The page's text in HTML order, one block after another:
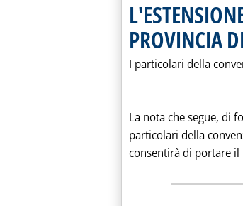
PROVINCIA
I particolari della
La nota che segue, di
particolari della
consentirà di portare